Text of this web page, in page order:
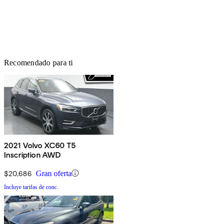
Recomendado para ti
2021 Volvo XC60 T5
Inscription AWD
$20,686 Gran oferta
Incluye tarifas de conc.